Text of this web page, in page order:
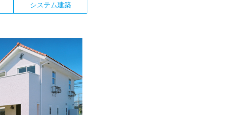
システム建築